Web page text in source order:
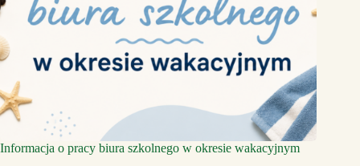
Informacja o pracy biura szkolnego w okresie wakacyjnym